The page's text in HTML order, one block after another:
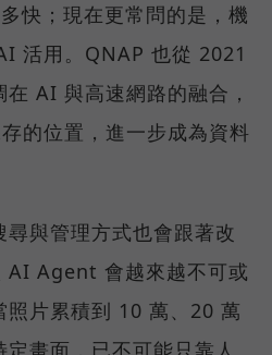
快；現在更常問的是，機
活用。QNAP 也從 2021
AI 與高速網路的融合，
的位置，進一步成為資料
與管理方式也會跟著改
AI Agent 會越來越不可或
照片累積到 10 萬、20 萬